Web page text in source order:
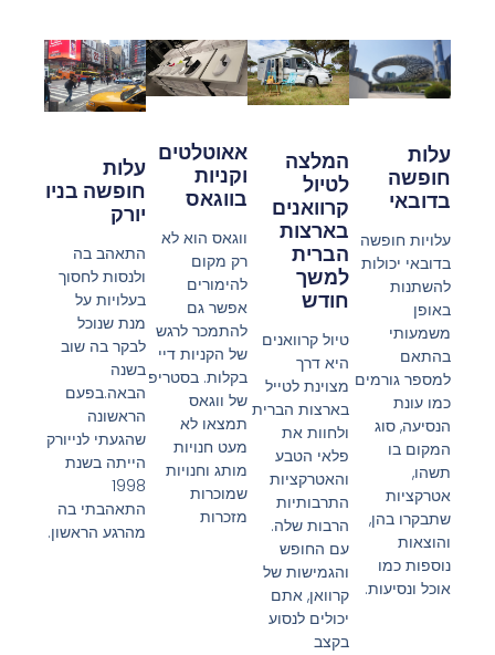
עלות
חופשה
בדובאי
עלויות חופשה
בדובאי יכולות
להשתנות
באופן
משמעותי
בהתאם
למספר גורמים
כמו עונת
הנסיעה, סוג
המקום בו
תשהו,
אטרקציות
שתבקרו בהן,
והוצאות
נוספות כמו
אוכל ונסיעות.
המלצה
לטיול
קרוואנים
בארצות
הברית
למשך
חודש
טיול קרוואנים
היא דרך
מצוינת לטייל
בארצות הברית
ולחוות את
פלאי הטבע
והאטרקציות
התרבותיות
הרבות שלה.
עם החופש
והגמישות של
קרוואן, אתם
יכולים לנסוע
בקצב
אאוטלטים
וקניות
בווגאס
ווגאס הוא לא
רק מקום
להימורים
אפשר גם
להתמכר לרגש
של הקניות דיי
בקלות. בסטריפ
של ווגאס
תמצאו לא
מעט חנויות
מותג וחנויות
שמוכרות
מזכרות
עלות
חופשה בניו
יורק
התאהב בה
ולנסות לחסוך
בעלויות על
מנת שנוכל
לבקר בה שוב
בשנה
הבאה.בפעם
הראשונה
שהגעתי לנייורק
הייתה בשנת
1998
התאהבתי בה
מהרגע הראשון.